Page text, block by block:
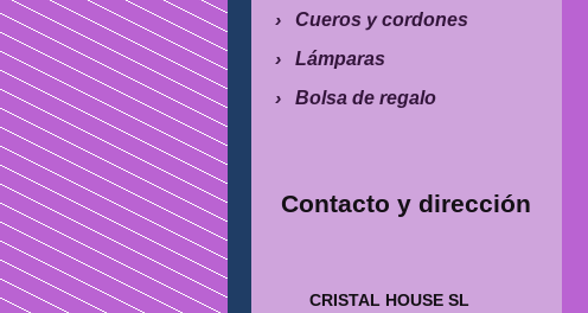
Cueros y cordones
Lámparas
Bolsa de regalo
Contacto y dirección
CRISTAL HOUSE SL